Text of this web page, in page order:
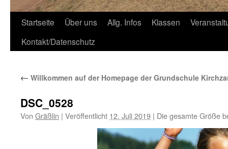
Zum
Inhalt
Startseite Über uns Allg. Infos Klassen
Kontakt/Datenschutz
← Willkommen auf der Homepage der Grundschule
DSC_0528
Von Gräßlin | Veröffentlicht 12. Juli 2019 | Die gesamte Größe